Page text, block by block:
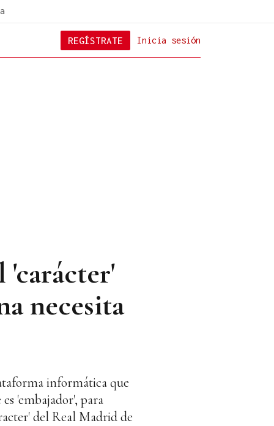
Inicia sesión
REGÍSTRATE
'carácter'
necesita
informática que
'embajador', para
del Real Madrid de